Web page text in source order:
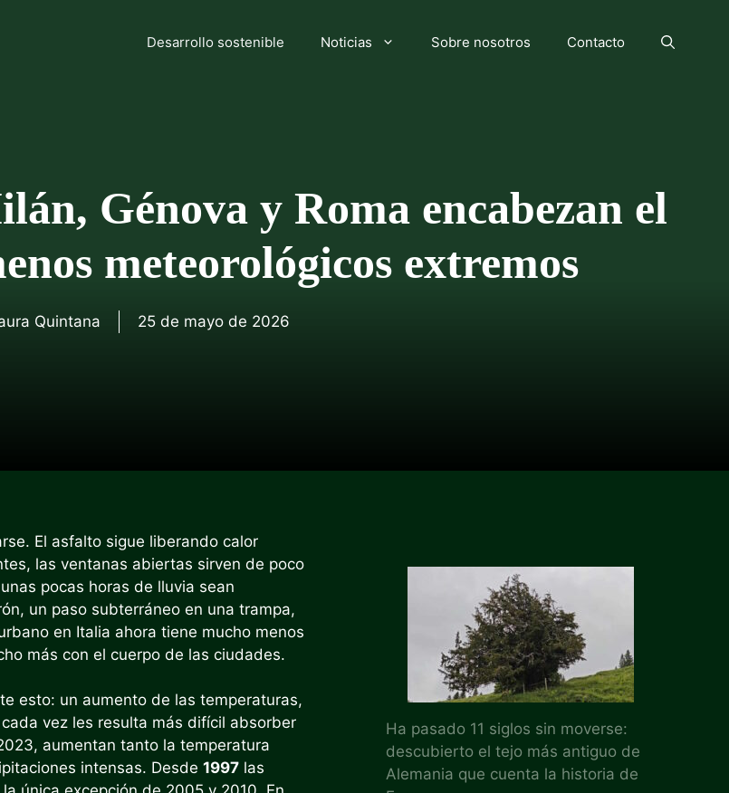
Desarrollo sostenible Noticias Sobre nosotros Contacto
Génova y Roma encabezan el
meteorológicos extremos
Quintana 25 de mayo de 2026
El asfalto sigue liberando calor
las ventanas abiertas sirven de poco
pocas horas de lluvia sean
un paso subterráneo en una trampa,
en Italia ahora tiene mucho menos
más con el cuerpo de las ciudades.
esto: un aumento de las temperaturas,
vez les resulta más difícil absorber
aumentan tanto la temperatura
intensas. Desde 1997 las
Ha pasado 11 siglos sin moverse:
descubierto el tejo más antiguo de
Alemania que cuenta la historia de